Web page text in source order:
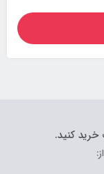
کنید.